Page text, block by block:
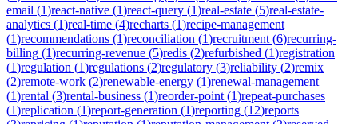
email (1)react-native (1)react-query (1)real-estate (5)real-estate-
analytics (1)real-time (4)recharts (1)recipe-management
(1)recommendations (1)reconciliation (1)recruitment (6)recurring-
billing (1)recurring-revenue (5)redis (2)refurbished (1)registration
(1)regulation (1)regulations (2)regulatory (3)reliability (2)remix
(2)remote-work (2)renewable-energy (1)renewal-management
(1)rental (3)rental-business (1)reorder-point (1)repeat-purchases
(1)replication (1)report-generation (1)reporting (12)reports